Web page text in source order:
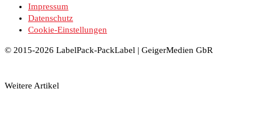
Impressum
Datenschutz
Cookie-Einstellungen
© 2015-2026 LabelPack-PackLabel | GeigerMedien GbR
Weitere Artikel